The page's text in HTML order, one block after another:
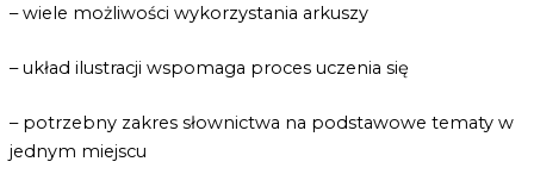
– wiele możliwości wykorzystania arkuszy
– układ ilustracji wspomaga proces uczenia się
– potrzebny zakres słownictwa na podstawowe tematy w
jednym miejscu